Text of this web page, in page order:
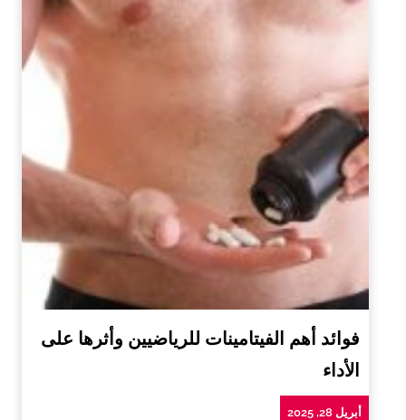
فوائد أهم الفيتامينات للرياضيين وأثرها على
الأداء
أبريل 28, 2025